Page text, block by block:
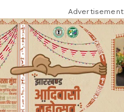
Advertisement